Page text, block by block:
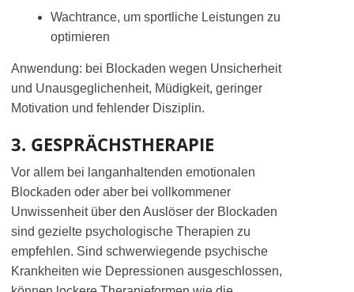
Wachtrance, um sportliche Leistungen zu
optimieren
Anwendung: bei Blockaden wegen Unsicherheit
und Unausgeglichenheit, Müdigkeit, geringer
Motivation und fehlender Disziplin.
3. GESPRÄCHSTHERAPIE
Vor allem bei langanhaltenden emotionalen
Blockaden oder aber bei vollkommener
Unwissenheit über den Auslöser der Blockaden
sind gezielte psychologische Therapien zu
empfehlen. Sind schwerwiegende psychische
Krankheiten wie Depressionen ausgeschlossen,